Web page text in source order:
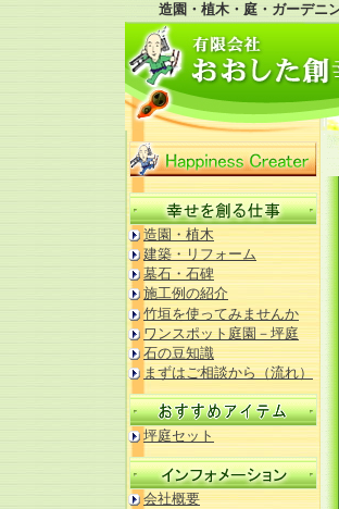
造園・植木・庭・ガーデニ
造園・植木
建築・リフォーム
墓石・石碑
施工例の紹介
竹垣を使ってみませんか
ワンスポット庭園－坪庭
石の豆知識
まずはご相談から（流れ）
坪庭セット
会社概要